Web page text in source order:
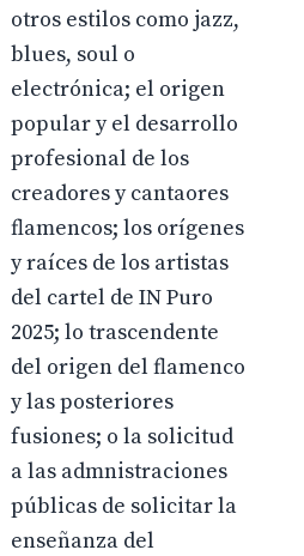
otros estilos como jazz,
blues, soul o
electrónica; el origen
popular y el desarrollo
profesional de los
creadores y cantaores
flamencos; los orígenes
y raíces de los artistas
del cartel de IN Puro
2025; lo trascendente
del origen del flamenco
y las posteriores
fusiones; o la solicitud
a las admnistraciones
públicas de solicitar la
enseñanza del